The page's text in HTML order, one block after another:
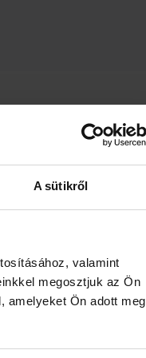
A sütikről
valamint
megosztjuk az Ön
amelyeket Ön adott meg